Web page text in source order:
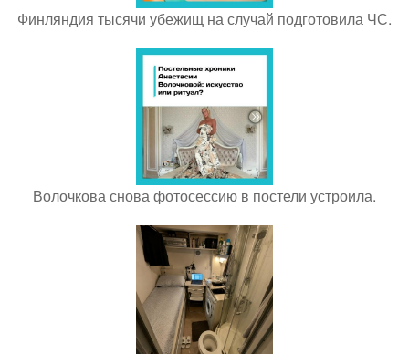
Финляндия тысячи убежищ на случай подготовила ЧС.
Волочкова снова фотосессию в постели устроила.